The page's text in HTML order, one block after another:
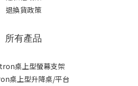
退換貨政策
所有產品
桌上型螢幕支架
桌上型升降桌/平台